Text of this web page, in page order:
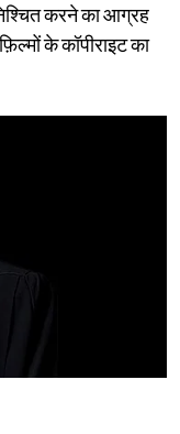
करने का आग्रह
के कॉपीराइट का